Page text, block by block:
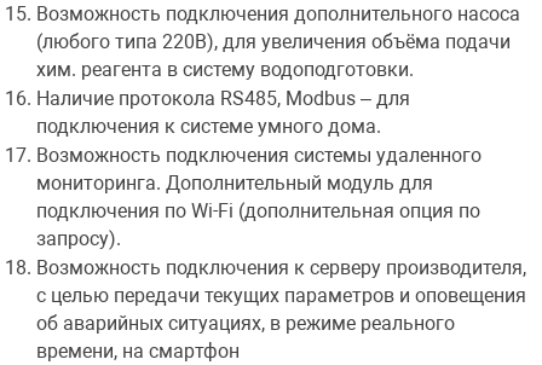
Возможность подключения дополнительного насоса
(любого типа 220В), для увеличения объёма подачи
хим. реагента в систему водоподготовки.
Наличие протокола RS485, Modbus – для
подключения к системе умного дома.
Возможность подключения системы удаленного
мониторинга. Дополнительный модуль для
подключения по Wi-Fi (дополнительная опция по
запросу).
Возможность подключения к серверу производителя,
с целью передачи текущих параметров и оповещения
об аварийных ситуациях, в режиме реального
времени, на смартфон